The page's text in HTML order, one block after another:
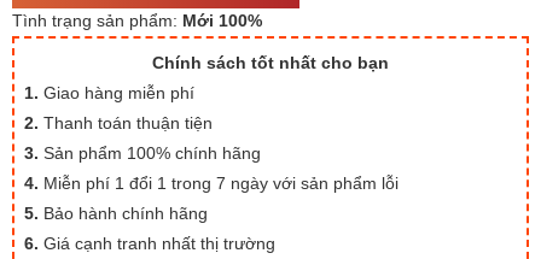
Tình trạng sản phẩm: Mới 100%
Chính sách tốt nhất cho bạn
1. Giao hàng miễn phí
2. Thanh toán thuận tiện
3. Sản phẩm 100% chính hãng
4. Miễn phí 1 đổi 1 trong 7 ngày với sản phẩm lỗi
5. Bảo hành chính hãng
6. Giá cạnh tranh nhất thị trường